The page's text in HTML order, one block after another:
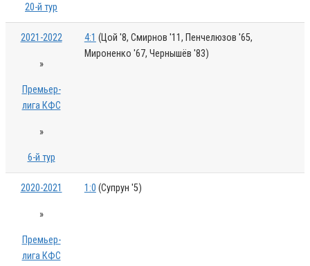
20-й тур
2021-2022
»
Премьер-
лига КФС
»
6-й тур
4:1 (Цой '8, Смирнов '11, Пенчелюзов '65,
Мироненко '67, Чернышёв '83)
2020-2021
»
Премьер-
лига КФС
1:0 (Супрун '5)